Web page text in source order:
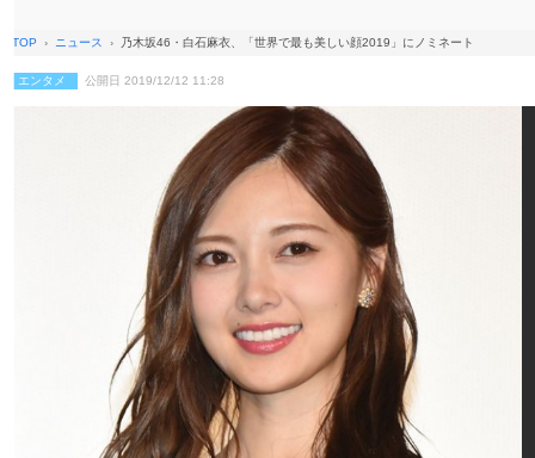
TOP ニュース 乃木坂46・白石麻衣、「世界で最も美しい顔2019」にノミネート
エンタメ 公開日 2019/12/12 11:28